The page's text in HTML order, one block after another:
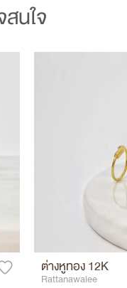
นใจ
ต่างหูทอง 12K
Rattanawalee